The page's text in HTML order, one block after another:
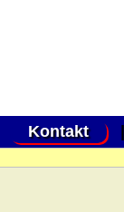
Kontakt